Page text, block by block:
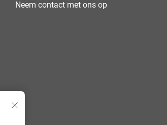
Neem contact met ons op